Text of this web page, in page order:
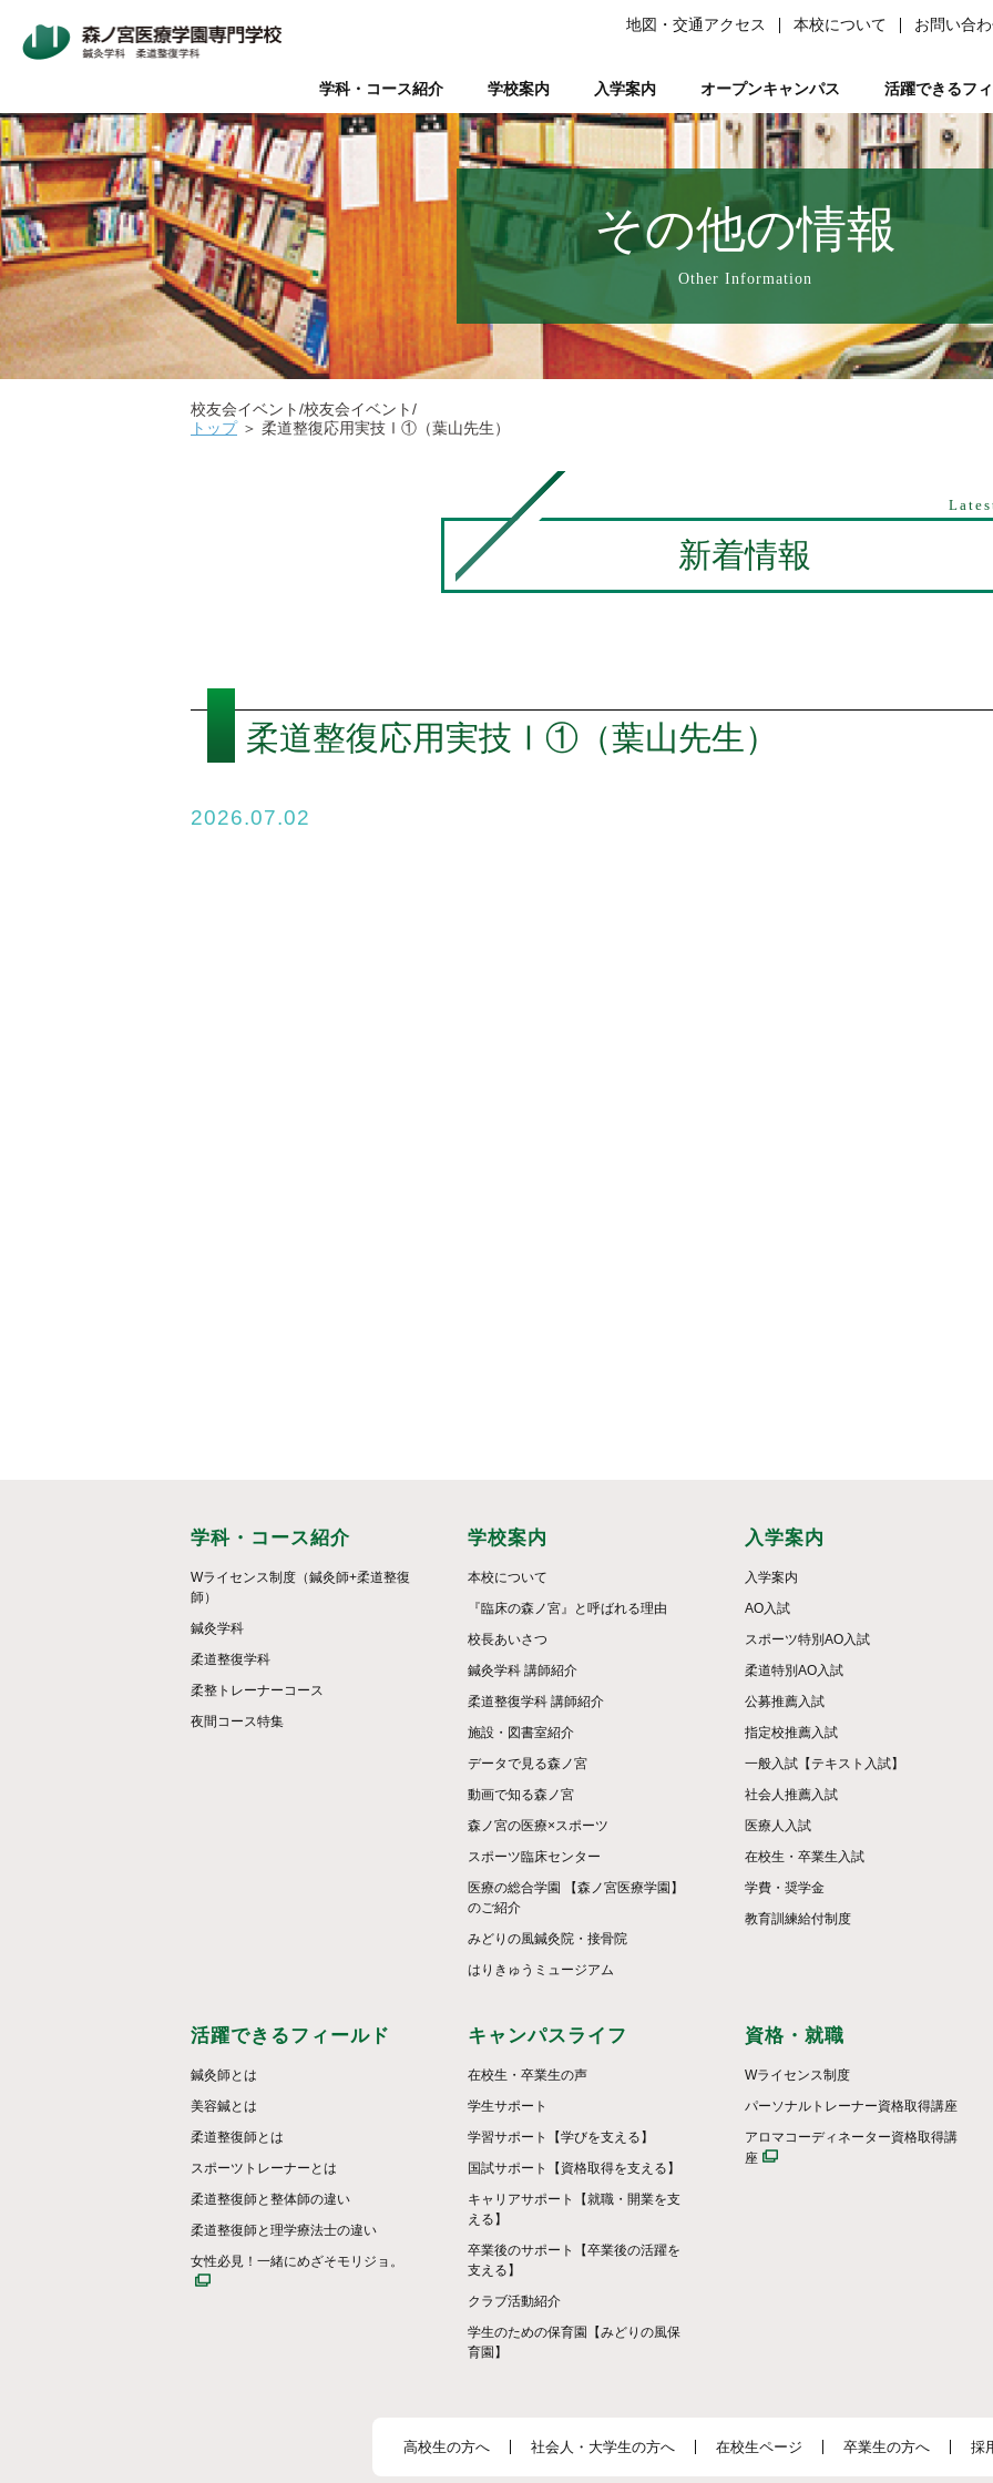
地図・交通アクセス 本校について お問い合
学科・コース紹介
Wライセンス制度（鍼灸師+柔道整復師） 鍼灸学科 柔道整復学科 柔整トレーナ
学校案内
本校について 『臨床の森ノ宮』と呼ばれる理由 校長あいさつ 鍼灸学科 講師紹
データで見る森ノ宮 動画で知る森ノ宮 森ノ宮の医療×スポーツ スポーツ臨床セ
医療の総合学園 【森ノ宮医療学園】のご紹介 はりきゅう
入学案内
入学案内 AO入試 スポーツ特別AO入試 柔道特別AO入試 公募推薦入試
社会人推薦入試 医療人入試 在校生・卒業生入試 学費・奨学金
オープンキャンパス
オープンキャンパス 平日ミニオープンキャンパス AO入試対策講座
活躍できるフ
鍼灸師とは 美容鍼とは 柔道整復師とは スポーツトレーナーとは 柔道
柔道整復師と理学療法士の違い 女性必見！一緒にめざそモリジョ。
在校生・卒業生の声 学生サポート 学習サポート【学びを支える】 国試サポー
キャリアサポート【就職・開業を支える】 卒業後のサポート【卒業後の活躍を支える】
学生のための保育園【みどりの風保育園】
Wライセンス制度 パーソナルトレーナー資格取得講座 アロマコーディネーター資格取
新着情報 Q&A（よくある質問） 研究活動 フリー冊子【ここ＋から(PLUS)】
情報の公表 関係団体ページ お問い合わせ
その他の情報
Other Information
校友会イベント/校友会イベント/
トップ＞ 柔道整復応用実技Ⅰ①（葉山先生）
新着情報
柔道整復応用実技Ⅰ①（葉山先生）
2026.07.02
学科・コース紹介
Wライセンス制度（鍼灸師+柔道整復
師）
鍼灸学科
柔道整復学科
柔整トレーナーコース
夜間コース特集
学校案内
本校について
『臨床の森ノ宮』と呼ばれる理由
校長あいさつ
鍼灸学科 講師紹介
柔道整復学科 講師紹介
施設・図書室紹介
データで見る森ノ宮
動画で知る森ノ宮
森ノ宮の医療×スポーツ
スポーツ臨床センター
医療の総合学園 【森ノ宮医療学園】
のご紹介
みどりの風鍼灸院・接骨院
はりきゅうミュージアム
入学案内
入学案内
AO入試
スポーツ特別AO入試
柔道特別AO入試
公募推薦入試
指定校推薦入試
一般入試【テキスト入試】
社会人推薦入試
医療人入試
在校生・卒業生入試
学費・奨学金
教育訓練給付制度
活躍できるフィールド
鍼灸師とは
美容鍼とは
柔道整復師とは
スポーツトレーナーとは
柔道整復師と整体師の違い
柔道整復師と理学療法士の違い
女性必見！一緒にめざそモリジョ。
キャンパスライフ
在校生・卒業生の声
学生サポート
学習サポート【学びを支える】
国試サポート【資格取得を支える】
キャリアサポート【就職・開業を支
える】
卒業後のサポート【卒業後の活躍を
支える】
クラブ活動紹介
学生のための保育園【みどりの風保
育園】
資格・就職
Wライセンス制度
パーソナルトレーナー資格取得講座
アロマコーディネーター資格取得講
座
高校生の方へ 社会人・大学生の方へ 在校生ページ 卒業生の方へ 採